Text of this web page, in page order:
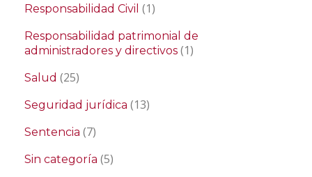
Responsabilidad Civil (1)
Responsabilidad patrimonial de
administradores y directivos (1)
Salud (25)
Seguridad jurídica (13)
Sentencia (7)
Sin categoría (5)